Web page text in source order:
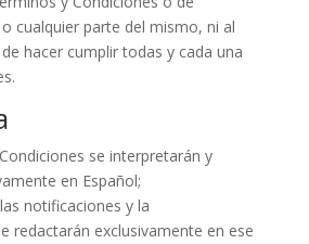
cualquier parte del mismo, ni al
hacer cumplir todas y cada una
se interpretarán y
en Español;
notificaciones y la
redactarán exclusivamente en ese